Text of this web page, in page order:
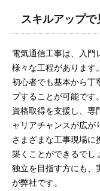
スキルアップ
電気通信工事は、入
様々な工程があります。
初心者でも基本から丁
プすることが可能です。
資格取得を支援し、専
ャリアチャンスが広が
さまざまな工事現場に
築くことができるでし
独立を目指す方にも、
が弊社です。